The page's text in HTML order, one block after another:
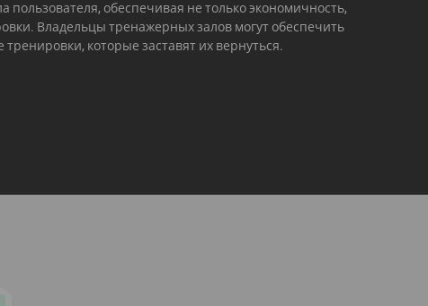
пользователя, обеспечивая не только экономичность,
Владельцы тренажерных залов могут обеспечить
которые заставят их вернуться.